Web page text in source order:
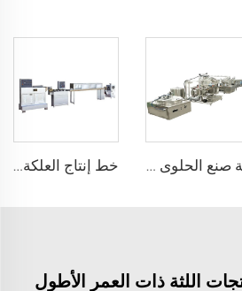
آلة صنع الحلوى الجيلاتينية أو Gummy خط إنتاج العلكة المحشوة بالمركز، آلات صنع علكة مينتوس
اللثة ذات العمر الأطول